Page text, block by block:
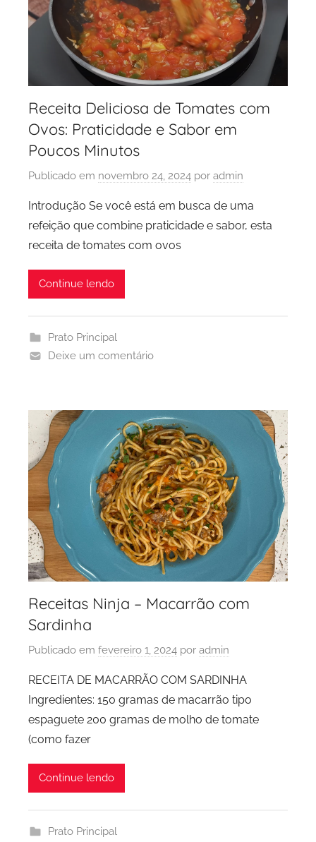
Receita Deliciosa de Tomates com
Ovos: Praticidade e Sabor em
Poucos Minutos
Publicado em novembro 24, 2024 por admin
Introdução Se você está em busca de uma
refeição que combine praticidade e sabor, esta
receita de tomates com ovos
Continue lendo
Prato Principal
Deixe um comentário
Receitas Ninja – Macarrão com
Sardinha
Publicado em fevereiro 1, 2024 por admin
RECEITA DE MACARRÃO COM SARDINHA
Ingredientes: 150 gramas de macarrão tipo
espaguete 200 gramas de molho de tomate
(como fazer
Continue lendo
Prato Principal